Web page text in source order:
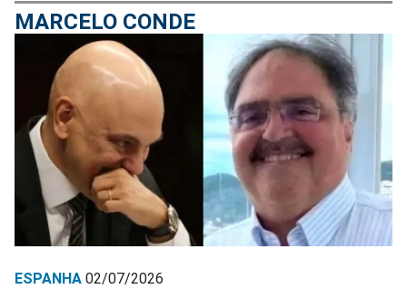
MARCELO CONDE
ESPANHA 02/07/2026